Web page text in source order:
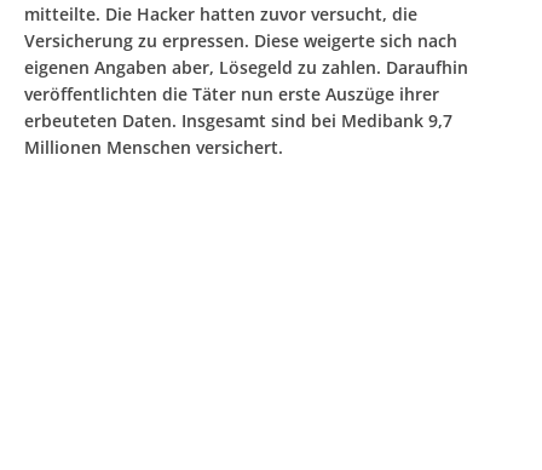
mitteilte. Die Hacker hatten zuvor versucht, die
Versicherung zu erpressen. Diese weigerte sich nach
eigenen Angaben aber, Lösegeld zu zahlen. Daraufhin
veröffentlichten die Täter nun erste Auszüge ihrer
erbeuteten Daten. Insgesamt sind bei Medibank 9,7
Millionen Menschen versichert.